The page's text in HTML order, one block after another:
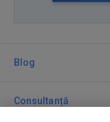
Blog
Consultanță